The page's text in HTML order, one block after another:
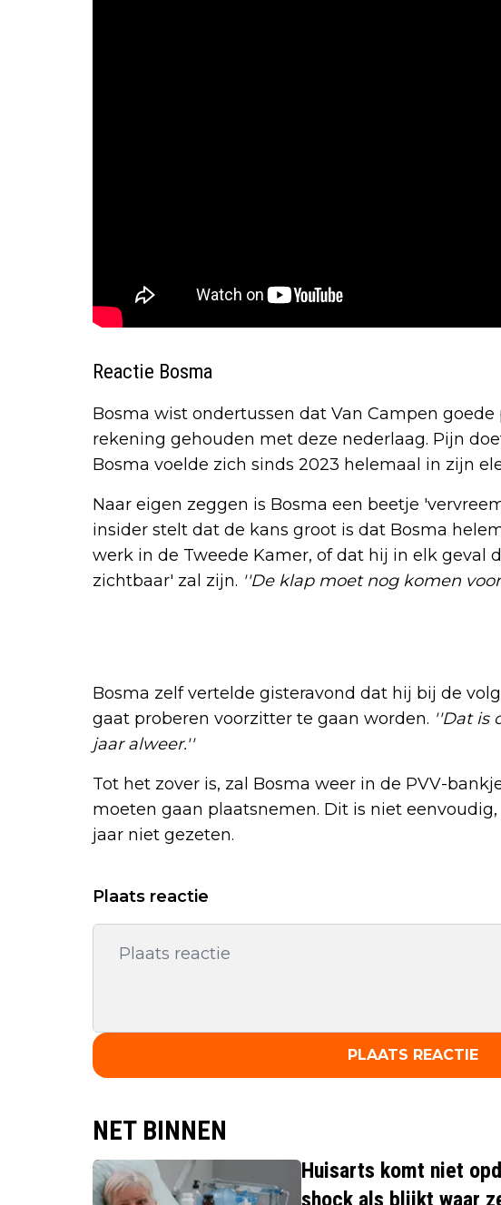
Reactie Bosma
Bosma wist ondertussen dat Van Campen
rekening gehouden met deze nederlaag. Pijn
Bosma voelde zich sinds 2023 helemaal in zijn
Naar eigen zeggen is Bosma een beetje
insider stelt dat de kans groot is dat Bosma
werk in de Tweede Kamer, of dat hij in elk geval
zichtbaar' zal zijn. ''De klap moet nog komen
Bosma zelf vertelde gisteravond dat hij bij de
gaat proberen voorzitter te gaan worden. ''Dat is
jaar alweer.''
Tot het zover is, zal Bosma weer in de PVV-
moeten gaan plaatsnemen. Dit is niet
jaar niet gezeten.
Plaats reactie
PLAATS REACTIE
NET BINNEN
Huisarts komt niet
shock als blijkt waar